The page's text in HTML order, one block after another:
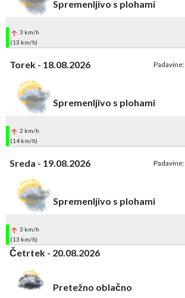
Spremenljivo s plohami
3 km/h
(13 km/h)
Torek - 18.08.2026 Padavine:
Spremenljivo s plohami
2 km/h
(14 km/h)
Sreda - 19.08.2026 Padavine:
Spremenljivo s plohami
3 km/h
(13 km/h)
Četrtek - 20.08.2026
Pretežno oblačno